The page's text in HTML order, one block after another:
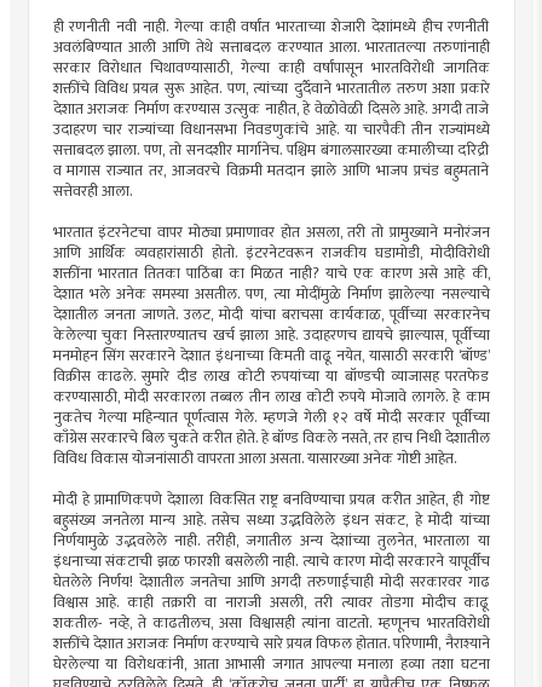
ही रणनीती नवी नाही. गेल्या काही वर्षांत भारताच्या शेजारी देशांमध्ये हीच रणनीती
अवलंबिण्यात आली आणि तेथे सत्ताबदल करण्यात आला. भारतातल्या तरुणांनाही
सरकार विरोधात चिथावण्यासाठी, गेल्या काही वर्षांपासून भारतविरोधी जागतिक
शक्तींचे विविध प्रयत्न सुरू आहेत. पण, त्यांच्या दुर्दैवाने भारतातील तरुण अशा प्रकारे
देशात अराजक निर्माण करण्यास उत्सुक नाहीत, हे वेळोवेळी दिसले आहे. अगदी ताजे
उदाहरण चार राज्यांच्या विधानसभा निवडणुकांचे आहे. या चारपैकी तीन राज्यांमध्ये
सत्ताबदल झाला. पण, तो सनदशीर मार्गानेच. पश्चिम बंगालसारख्या कमालीच्या दरिद्री
व मागास राज्यात तर, आजवरचे विक्रमी मतदान झाले आणि भाजप प्रचंड बहुमताने
सत्तेवरही आला.
भारतात इंटरनेटचा वापर मोठ्या प्रमाणावर होत असला, तरी तो प्रामुख्याने मनोरंजन
आणि आर्थिक व्यवहारांसाठी होतो. इंटरनेटवरून राजकीय घडामोडी, मोदीविरोधी
शक्तींना भारतात तितका पाठिंबा का मिळत नाही? याचे एक कारण असे आहे की,
देशात भले अनेक समस्या असतील. पण, त्या मोदींमुळे निर्माण झालेल्या नसल्याचे
देशातील जनता जाणते. उलट, मोदी यांचा बराचसा कार्यकाळ, पूर्वीच्या सरकारनेच
केलेल्या चुका निस्तारण्यातच खर्च झाला आहे. उदाहरणच द्यायचे झाल्यास, पूर्वीच्या
मनमोहन सिंग सरकारने देशात इंधनाच्या किमती वाढू नयेत, यासाठी सरकारी ‘बॉण्ड’
विक्रीस काढले. सुमारे दीड लाख कोटी रुपयांच्या या बॉण्डची व्याजासह परतफेड
करण्यासाठी, मोदी सरकारला तब्बल तीन लाख कोटी रुपये मोजावे लागले. हे काम
नुकतेच गेल्या महिन्यात पूर्णत्वास गेले. म्हणजे गेली १२ वर्षे मोदी सरकार पूर्वीच्या
काँग्रेस सरकारचे बिल चुकते करीत होते. हे बॉण्ड विकले नसते, तर हाच निधी देशातील
विविध विकास योजनांसाठी वापरता आला असता. यासारख्या अनेक गोष्टी आहेत.
मोदी हे प्रामाणिकपणे देशाला विकसित राष्ट्र बनविण्याचा प्रयत्न करीत आहेत, ही गोष्ट
बहुसंख्य जनतेला मान्य आहे. तसेच सध्या उद्भविलेले इंधन संकट, हे मोदी यांच्या
निर्णयामुळे उद्भवलेले नाही. तरीही, जगातील अन्य देशांच्या तुलनेत, भारताला या
इंधनाच्या संकटाची झळ फारशी बसलेली नाही. त्याचे कारण मोदी सरकारने यापूर्वीच
घेतलेले निर्णय! देशातील जनतेचा आणि अगदी तरुणाईचाही मोदी सरकारवर गाढ
विश्वास आहे. काही तक्रारी वा नाराजी असली, तरी त्यावर तोडगा मोदीच काढू
शकतील- नव्हे, ते काढतीलच, असा विश्वासही त्यांना वाटतो. म्हणूनच भारतविरोधी
शक्तींचे देशात अराजक निर्माण करण्याचे सारे प्रयत्न विफल होतात. परिणामी, नैराश्याने
घेरलेल्या या विरोधकांनी, आता आभासी जगात आपल्या मनाला हव्या तशा घटना